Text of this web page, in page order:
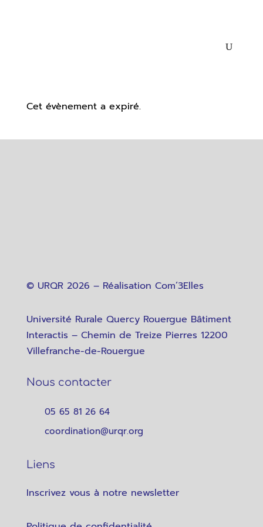
Cet évènement a expiré.
© URQR 2026 – Réalisation Com’3Elles
Université Rurale Quercy Rouergue Bâtiment
Interactis – Chemin de Treize Pierres 12200
Villefranche-de-Rouergue
Nous contacter
05 65 81 26 64
coordination@urqr.org
Liens
Inscrivez vous à notre newsletter